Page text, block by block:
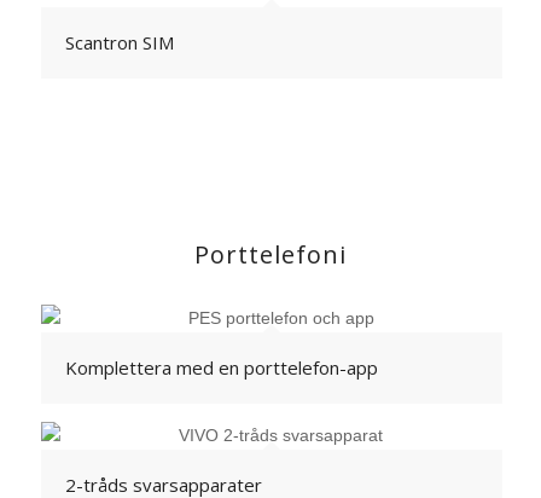
Scantron SIM
Porttelefoni
Komplettera med en porttelefon-app
2-tråds svarsapparater